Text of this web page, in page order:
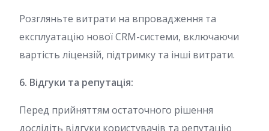
Розгляньте витрати на впровадження та
експлуатацію нової CRM-системи, включаючи
вартість ліцензій, підтримку та інші витрати.
6. Відгуки та репутація:
Перед прийняттям остаточного рішення
дослідіть відгуки користувачів та репутацію